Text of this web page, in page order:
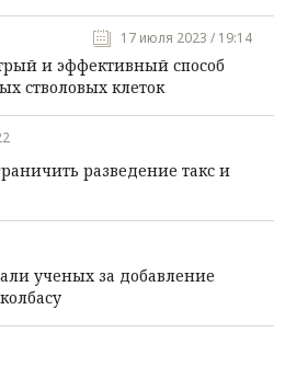
17 июля 2023 / 19:14
и эффективный способ
стволовых клеток
разведение такс и
ученых за добавление